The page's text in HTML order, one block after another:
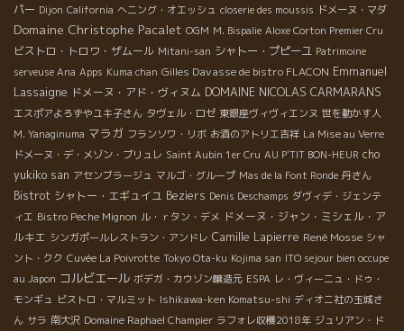
パー Dijon California へニング・オエッシュ closerie des moussis ドメーヌ・マダ
Domaine Christophe Pacalet OGM M. Bispalie Aloxe Corton Premier Cru
ビストロ・トロワ・ザムール Mitani-san シャトー・プピーユ Patrimoine
serveuse Ana Apps Kuma chan Gilles Davasse de bistro FLACON Emmanuel
Lassaigne ドメーヌ・アド・ヴィヌム DOMAINE NICOLAS CARMARANS
エスポアよろずやユキ子さん タヴェル・ロゼ 東銀座ヴィヴィエンヌ 世を動かす人
M. Yanaginuma マラガ フランソワ・リボ お酒のアトリエ吉祥 La Mise au Verre
ドメーヌ・デ・メゾン・ブリュレ Saint Aubin 1er Cru AU P'TIT BON-HEUR cho
yukiko san アセンブラージュ マルゴ・グループ Mas de la Font Ronde 丹さん
Bistrot シャトー・エギュイユ Beziers Denis Deschamps ダヴィデ・ジェンテ
ィエ Bistro Peche Mignon ル・ｒタン・デメ ドメーヌ・ジャン・ミシェル・ア
ルキエ シンガポールレストラン・アンドレ Camille Lapierre René Mosse シャ
ント・クク Cuvée La Poivrotte Tokyo Ota-ku Kojima san ITO sejour bien occupe
au Japon コルビエール ボデガ・カウゾン醸造元 ESPA レ・ヴィーニュ・ドゥ・
モンギュ ビストロ・マルミット Ishikawa-ken Komatsu-shi ディオニ社の玉城さ
ん サラ 南大沢 Domaine Raphael Champier ラフォレ収穫2018年 ジュリアン・ド